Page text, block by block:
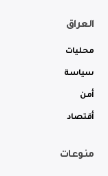
العراق
محليات
سياسة
أمن
أقتصاد
منوعات